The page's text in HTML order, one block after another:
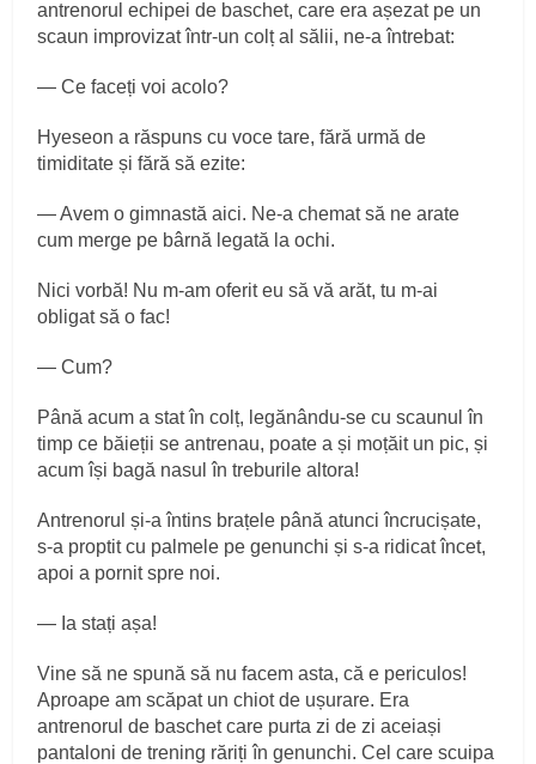
antrenorul echipei de baschet, care era așezat pe un
scaun improvizat într-un colț al sălii, ne-a întrebat:
— Ce faceți voi acolo?
Hyeseon a răspuns cu voce tare, fără urmă de
timiditate și fără să ezite:
— Avem o gimnastă aici. Ne-a chemat să ne arate
cum merge pe bârnă legată la ochi.
Nici vorbă! Nu m-am oferit eu să vă arăt, tu m-ai
obligat să o fac!
— Cum?
Până acum a stat în colț, legănându-se cu scaunul în
timp ce băieții se antrenau, poate a și moțăit un pic, și
acum își bagă nasul în treburile altora!
Antrenorul și-a întins brațele până atunci încrucișate,
s-a proptit cu palmele pe genunchi și s-a ridicat încet,
apoi a pornit spre noi.
— Ia stați așa!
Vine să ne spună să nu facem asta, că e periculos!
Aproape am scăpat un chiot de ușurare. Era
antrenorul de baschet care purta zi de zi aceiași
pantaloni de trening răriți în genunchi. Cel care scuipa